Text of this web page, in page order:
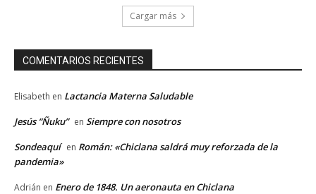
Cargar más
COMENTARIOS RECIENTES
Elisabeth en Lactancia Materna Saludable
Jesús “Ñuku” en Siempre con nosotros
Sondeaquí en Román: «Chiclana saldrá muy reforzada de la
pandemia»
Adrián en Enero de 1848. Un aeronauta en Chiclana